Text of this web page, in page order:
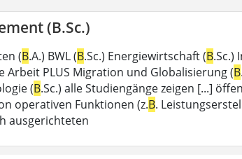
(B.Sc.)
(B.A.) BWL (B.Sc.) Energiewirtschaft (B.Sc.)
Arbeit PLUS Migration und Globalisierung (B
(B.Sc.) alle Studiengänge zeigen [...]
operativen Funktionen (z.B.
ausgerichteten